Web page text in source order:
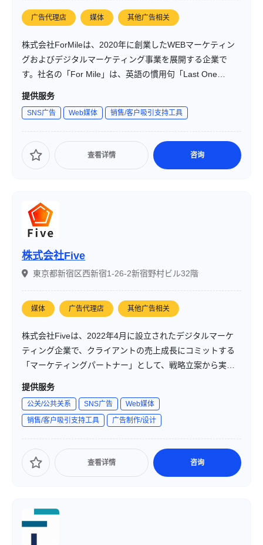
广告代理店 媒体 其他广告相关
株式会社ForMileは、2020年に創業したWEBマーケティン
グおよびデジタルマーケティング事業を展開する企業で
す。社名の「For Mile」は、英語の慣用句「Last One
Mile」に由来し、「お客様のための最後の砦」として、業
提供服务
SNS广告 Web媒体 销售/客户吸引支持工具
查看详情 咨询
株式会社Five
東京都新宿区西新宿1-26-2新宿野村ビル32階
媒体 广告代理店 其他广告相关
株式会社Fiveは、2022年4月に設立されたデジタルマーケ
ティング企業で、クライアントの売上成長にコミットする
「マーケティングパートナー」として、戦略立案から実行
までを一貫して支援しています。主にWeb広告運用、デザ
ています。
提供服务
公关/公共关系 SNS广告
Web媒体
销售/客户吸引支持工具
广告制作/设计
查看详情 咨询